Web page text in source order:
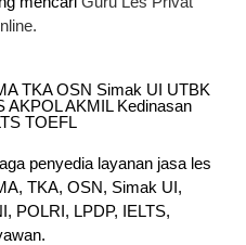
penyedia layanan jasa les
TKA, OSN, Simak UI,
POLRI, LPDP, IELTS,